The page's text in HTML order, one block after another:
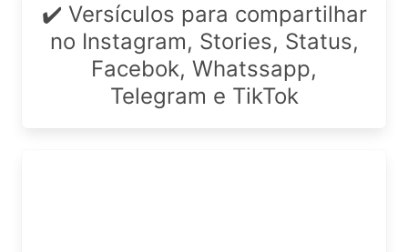
✔️ Versículos para compartilhar
no Instagram, Stories, Status,
Facebok, Whatssapp,
Telegram e TikTok